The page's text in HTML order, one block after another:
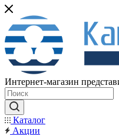
Интернет-магазин
Каталог
Акции